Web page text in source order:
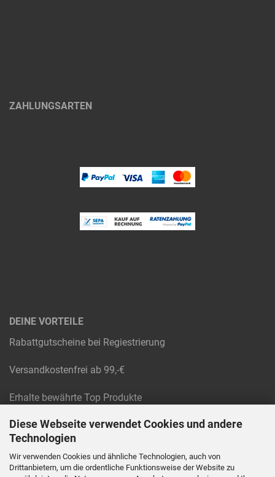
Diese Webseite verwendet Cookies und andere
Technologien
Wir verwenden Cookies und ähnliche Technologien, auch von
Drittanbietern, um die ordentliche Funktionsweise der Website zu
ZAHLUNGSARTEN
DEINE VORTEILE
Rabattgutscheine bei Regiestrierung
Versandkostenfrei ab 99,-€
Erhalte bewährte Top Produkte
Raten und Rechnungskauf
Absolute Technik-Experten